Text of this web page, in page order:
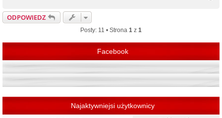
ODPOWIEDZ
Posty: 11 • Strona 1 z 1
Facebook
Najaktywniejsi użytkownicy